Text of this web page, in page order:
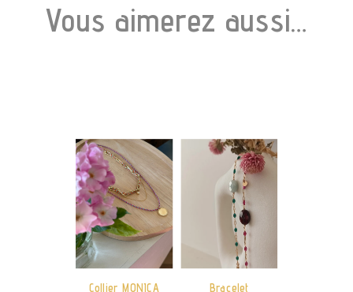
Vous aimerez aussi…
Collier MONICA
Bracelet